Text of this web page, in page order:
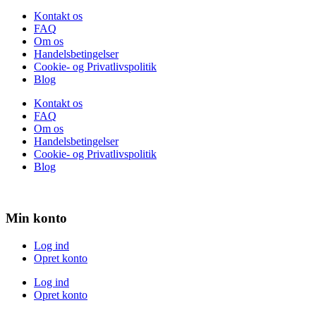
Kontakt os
FAQ
Om os
Handelsbetingelser
Cookie- og Privatlivspolitik
Blog
Kontakt os
FAQ
Om os
Handelsbetingelser
Cookie- og Privatlivspolitik
Blog
Min konto
Log ind
Opret konto
Log ind
Opret konto